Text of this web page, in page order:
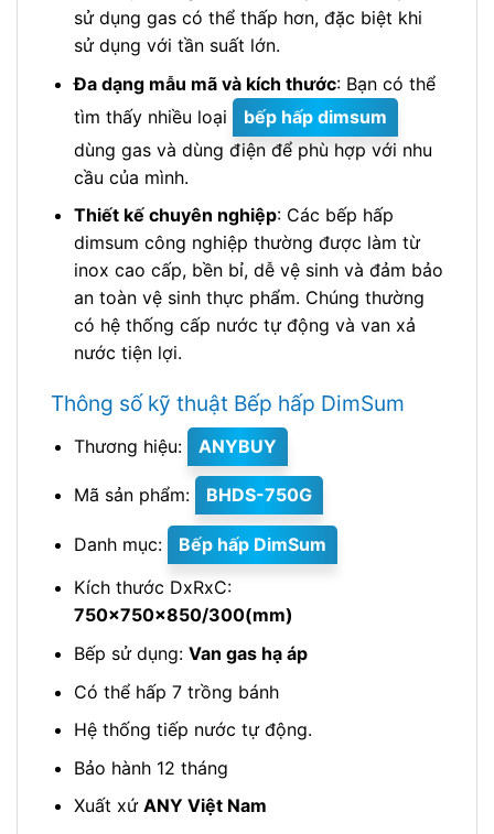
sử dụng gas có thể thấp hơn, đặc biệt khi
sử dụng với tần suất lớn.
Đa dạng mẫu mã và kích thước: Bạn có thể
tìm thấy nhiều loại
bếp hấp dimsum
dùng gas và dùng điện để phù hợp với nhu
cầu của mình.
Thiết kế chuyên nghiệp: Các bếp hấp
dimsum công nghiệp thường được làm từ
inox cao cấp, bền bỉ, dễ vệ sinh và đảm bảo
an toàn vệ sinh thực phẩm. Chúng thường
có hệ thống cấp nước tự động và van xả
nước tiện lợi.
Thông số kỹ thuật Bếp hấp DimSum
Thương hiệu: ANYBUY
Mã sản phẩm: BHDS-750G
Danh mục:
Bếp hấp DimSum
Kích thước DxRxC:
750x750x850/300(mm)
Bếp sử dụng: Van gas hạ áp
Có thể hấp 7 trồng bánh
Hệ thống tiếp nước tự động.
Bảo hành 12 tháng
Xuất xứ ANY Việt Nam